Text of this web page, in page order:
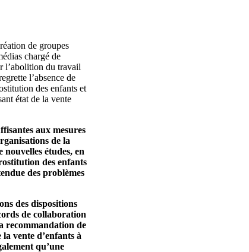
de groupes
chargé de
l’abolition du travail
l’absence de
des enfants et
état de la vente
aux mesures
de la
études, en
des enfants
des problèmes
des dispositions
de collaboration
recommandation de
vente d’enfants à
qu’une